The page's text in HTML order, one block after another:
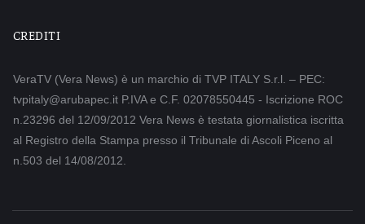
CREDITI
VeraTV (Vera News) è un marchio di TVP ITALY S.r.l. – PEC:
tvpitaly@arubapec.it P.IVA e C.F. 02078550445 - Iscrizione ROC
n.23296 del 12/09/2012 Vera News è testata giornalistica iscritta
al Registro della Stampa presso il Tribunale di Ascoli Piceno al
n.503 del 14/08/2012.